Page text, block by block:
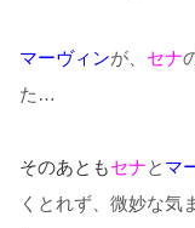
マーヴィンが、 セナ
た…
そのあともセナと マ
くとれず、微妙な気